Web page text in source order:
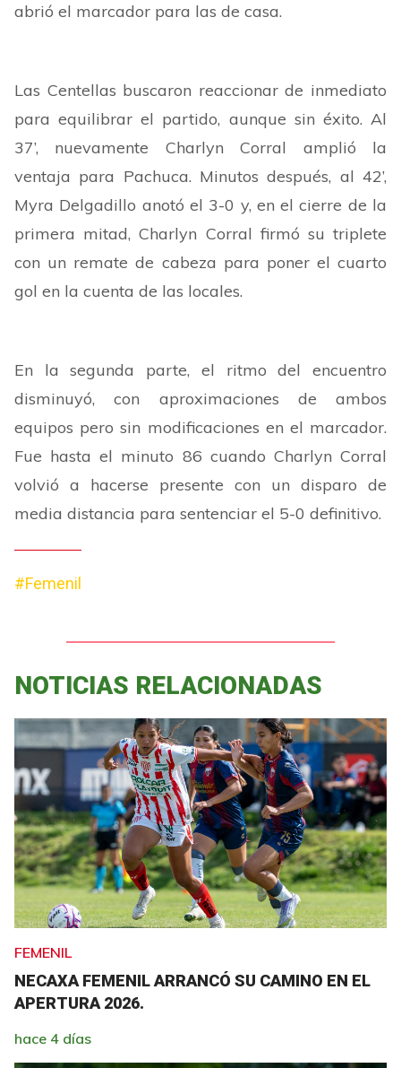
abrió el marcador para las de casa.
Las Centellas buscaron reaccionar de inmediato
para equilibrar el partido, aunque sin éxito. Al
37’, nuevamente Charlyn Corral amplió la
ventaja para Pachuca. Minutos después, al 42’,
Myra Delgadillo anotó el 3-0 y, en el cierre de la
primera mitad, Charlyn Corral firmó su triplete
con un remate de cabeza para poner el cuarto
gol en la cuenta de las locales.
En la segunda parte, el ritmo del encuentro
disminuyó, con aproximaciones de ambos
equipos pero sin modificaciones en el marcador.
Fue hasta el minuto 86 cuando Charlyn Corral
volvió a hacerse presente con un disparo de
media distancia para sentenciar el 5-0 definitivo.
#Femenil
NOTICIAS RELACIONADAS
FEMENIL
NECAXA FEMENIL ARRANCÓ SU CAMINO EN EL
APERTURA 2026.
hace 4 días